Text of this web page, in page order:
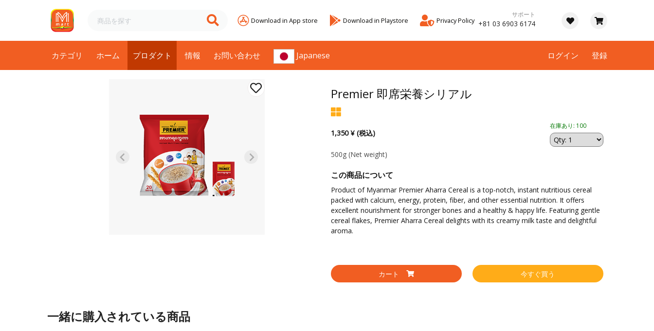
Download in App store Download in Playstore Privacy Policy
サポート
+81 03 6903 6174
カテゴリ ホーム プロダクト 情報 お問い合わせ Japanese ログイン 登録
Premier 即席栄養シリアル
1,350 ¥ (税込)
在庫あり: 100
500g (Net weight)
この商品について
Product of Myanmar Premier Aharra Cereal is a top-notch, instant nutritious cereal
packed with calcium, energy, protein, fiber, and other essential nutrition. It offers
excellent nourishment for stronger bones and a healthy & happy life. Featuring gentle
cereal flakes, Premier Aharra Cereal delights with its creamy milk taste and delightful
aroma.
カート 今すぐ買う
一緒に購入されている商品